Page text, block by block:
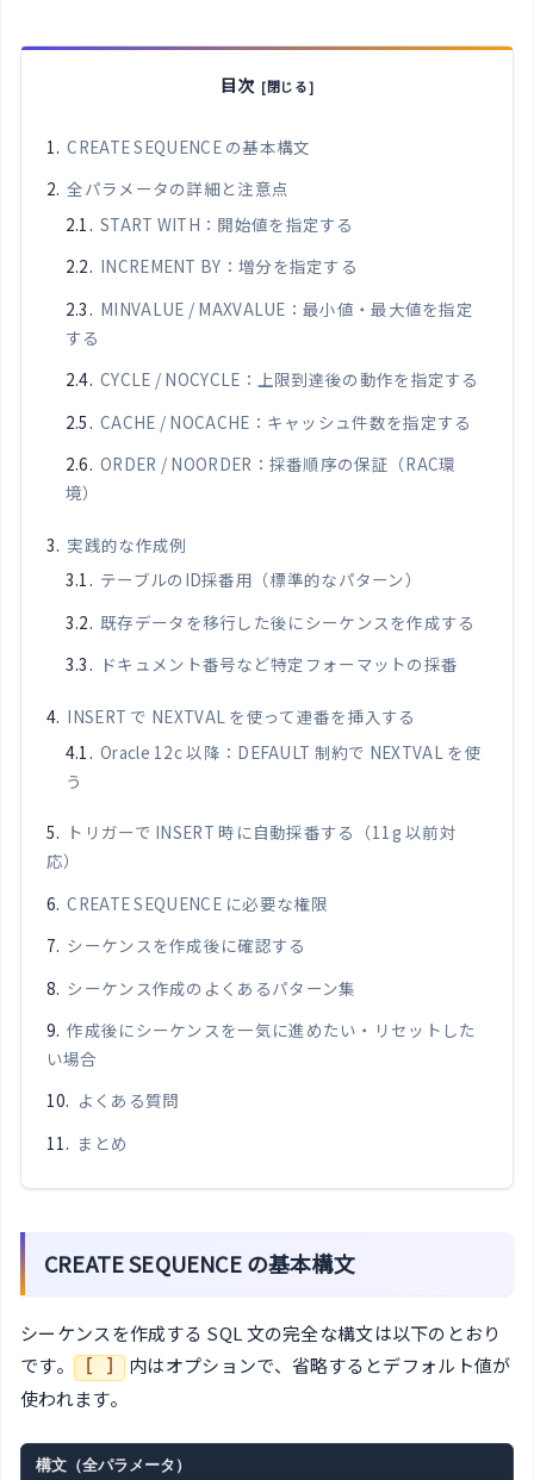
目次
CREATE SEQUENCE の基本構文
全パラメータの詳細と注意点
START WITH：開始値を指定する
INCREMENT BY：増分を指定する
MINVALUE / MAXVALUE：最小値・最大値を指定
する
CYCLE / NOCYCLE：上限到達後の動作を指定する
CACHE / NOCACHE：キャッシュ件数を指定する
ORDER / NOORDER：採番順序の保証（RAC環
境）
実践的な作成例
テーブルのID採番用（標準的なパターン）
既存データを移行した後にシーケンスを作成する
ドキュメント番号など特定フォーマットの採番
INSERT で NEXTVAL を使って連番を挿入する
Oracle 12c 以降：DEFAULT 制約で NEXTVAL を使
う
トリガーで INSERT 時に自動採番する（11g 以前対
応）
CREATE SEQUENCE に必要な権限
シーケンスを作成後に確認する
シーケンス作成のよくあるパターン集
作成後にシーケンスを一気に進めたい・リセットした
い場合
よくある質問
まとめ
CREATE SEQUENCE の基本構文
シーケンスを作成する SQL 文の完全な構文は以下のとおり
です。
内はオプションで、省略するとデフォルト値が
使われます。
構文（全パラメータ）